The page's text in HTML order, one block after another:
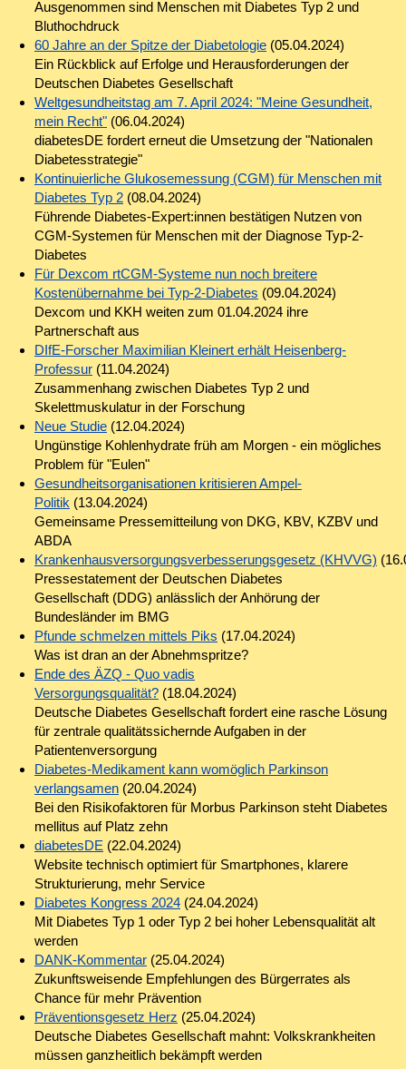
Ausgenommen sind Menschen mit Diabetes Typ 2 und
Bluthochdruck
60 Jahre an der Spitze der Diabetologie(05.04.2024)
Ein Rückblick auf Erfolge und Herausforderungen der
Deutschen Diabetes Gesellschaft
Weltgesundheitstag am 7. April 2024: "Meine Gesundheit,
mein Recht"(06.04.2024)
diabetesDE fordert erneut die Umsetzung der "Nationalen
Diabetesstrategie"
Kontinuierliche Glukosemessung (CGM) für Menschen mit
Diabetes Typ 2(08.04.2024)
Führende Diabetes-Expert:innen bestätigen Nutzen von
CGM-Systemen für Menschen mit der Diagnose Typ-2-
Diabetes
Für Dexcom rtCGM-Systeme nun noch breitere
Kostenübernahme bei Typ-2-Diabetes (09.04.2024)
Dexcom und KKH weiten zum 01.04.2024 ihre
Partnerschaft aus
DIfE-Forscher Maximilian Kleinert erhält Heisenberg-
Professur(11.04.2024)
Zusammenhang zwischen Diabetes Typ 2 und
Skelettmuskulatur in der Forschung
Neue Studie(12.04.2024)
Ungünstige Kohlenhydrate früh am Morgen - ein mögliches
Problem für "Eulen"
Gesundheitsorganisationen kritisieren Ampel-
Politik (13.04.2024)
Gemeinsame Pressemitteilung von DKG, KBV, KZBV und
ABDA
Krankenhausversorgungsverbesserungsgesetz (KHVVG)
Pressestatement der Deutschen Diabetes
Gesellschaft (DDG) anlässlich der Anhörung der
Bundesländer im BMG
Pfunde schmelzen mittels Piks (17.04.2024)
Was ist dran an der Abnehmspritze?
Ende des ÄZQ - Quo vadis
Versorgungsqualität?(18.04.2024)
Deutsche Diabetes Gesellschaft fordert eine rasche Lösung
für zentrale qualitätssichernde Aufgaben in der
Patientenversorgung
Diabetes-Medikament kann womöglich Parkinson
verlangsamen(20.04.2024)
Bei den Risikofaktoren für Morbus Parkinson steht Diabetes
mellitus auf Platz zehn
diabetesDE (22.04.2024)
Website technisch optimiert für Smartphones, klarere
Strukturierung, mehr Service
Diabetes Kongress 2024(24.04.2024)
Mit Diabetes Typ 1 oder Typ 2 bei hoher Lebensqualität alt
werden
DANK-Kommentar(25.04.2024)
Zukunftsweisende Empfehlungen des Bürgerrates als
Chance für mehr Prävention
Präventionsgesetz Herz (25.04.2024)
Deutsche Diabetes Gesellschaft mahnt: Volkskrankheiten
müssen ganzheitlich bekämpft werden